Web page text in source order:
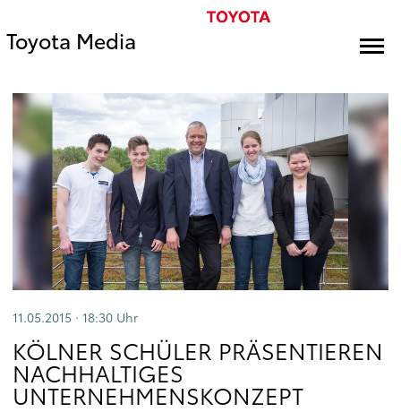
Toyota Media
11.05.2015 · 18:30 Uhr
KÖLNER SCHÜLER PRÄSENTIEREN
NACHHALTIGES
UNTERNEHMENSKONZEPT